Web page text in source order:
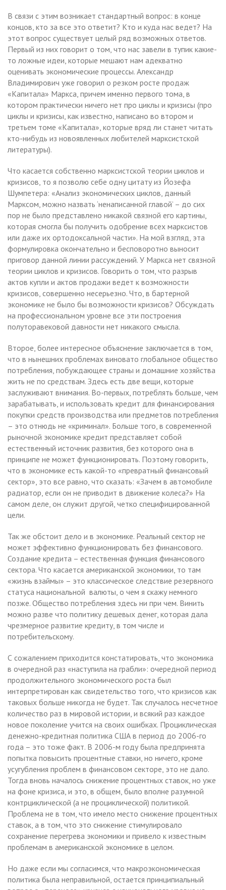
В связи с этим возникает стандартный вопрос: в конце
концов, кто за все это ответит? Кто и куда нас ведет? На
этот вопрос существует целый ряд возможных ответов.
Первый из них говорит о том, что нас завели в тупик какие-
то ложные идеи, которые мешают нам адекватно
оценивать экономические процессы. Александр
Владимирович уже говорил о резком росте продаж
«Капитала» Маркса, причем именно первого тома, в
котором практически ничего нет про циклы и кризисы (про
циклы и кризисы, как известно, написано во втором и
третьем томе «Капитала», которые вряд ли станет читать
кто-нибудь из новоявленных любителей марксистской
литературы).
Что касается собственно марксистской теории циклов и
кризисов, то я позволю себе одну цитату из Йозефа
Шумпетера: «Анализ экономических циклов, данный
Марксом, можно назвать ‘ненаписанной главой’ – до сих
пор не было представлено никакой связной его картины,
которая смогла бы получить одобрение всех марксистов
или даже их ортодоксальной части». На мой взгляд, эта
формулировка окончательно и бесповоротно выносит
приговор данной линии рассуждений. У Маркса нет связной
теории циклов и кризисов. Говорить о том, что разрыв
актов купли и актов продажи ведет к возможности
кризисов, совершенно несерьезно. Что, в бартерной
экономике не было бы возможности кризисов? Обсуждать
на профессиональном уровне все эти построения
полуторавековой давности нет никакого смысла.
Второе, более интересное объяснение заключается в том,
что в нынешних проблемах виновато глобальное общество
потребления, побуждающее страны и домашние хозяйства
жить не по средствам. Здесь есть две вещи, которые
заслуживают внимания. Во-первых, потреблять больше, чем
зарабатывать, и использовать кредит для финансирования
покупки средств производства или предметов потребления
– это отнюдь не «криминал». Больше того, в современной
рыночной экономике кредит представляет собой
естественный источник развития, без которого она в
принципе не может функционировать. Поэтому говорить,
что в экономике есть какой-то «превратный финансовый
сектор», это все равно, что сказать: «Зачем в автомобиле
радиатор, если он не приводит в движение колеса?» На
самом деле, он служит другой, четко специфицированной
цели.
Так же обстоит дело и в экономике. Реальный сектор не
может эффективно функционировать без финансового.
Создание кредита – естественная функция финансового
сектора. Что касается американской экономики, то там
«жизнь взаймы» – это классическое следствие резервного
статуса национальной валюты, о чем я скажу немного
позже. Общество потребления здесь ни при чем. Винить
можно разве что политику дешевых денег, которая дала
чрезмерное развитие кредиту, в том числе и
потребительскому.
С сожалением приходится констатировать, что экономика
в очередной раз «наступила на грабли»: очередной период
продолжительного экономического роста был
интерпретирован как свидетельство того, что кризисов как
таковых больше никогда не будет. Так случалось несчетное
количество раз в мировой истории, и всякий раз каждое
новое поколение учится на своих ошибках. Проциклическая
денежно-кредитная политика США в период до 2006-го
года – это тоже факт. В 2006-м году была предпринята
попытка повысить процентные ставки, но ничего, кроме
усугубления проблем в финансовом секторе, это не дало.
Тогда вновь началось снижение процентных ставок, но уже
на фоне кризиса, и это, в общем, было вполне разумной
контрциклической (а не проциклической) политикой.
Проблема не в том, что имело место снижение процентных
ставок, а в том, что это снижение стимулировало
сохранение перегрева экономики и привело к известным
проблемам в американской экономике в целом.
Но даже если мы согласимся, что макроэкономическая
политика была неправильной, остается принципиальный